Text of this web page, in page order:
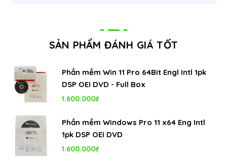
SẢN PHẨM ĐÁNH GIÁ TỐT
Phần mềm Win 11 Pro 64Bit Engl Intl 1pk
DSP OEI DVD - Full Box
1.600.000₫
Phần mềm Windows Pro 11 x64 Eng Intl
1pk DSP OEI DVD
1.600.000₫